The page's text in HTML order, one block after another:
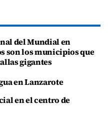
del Mundial en
son los municipios que
gigantes
en Lanzarote
en el centro de